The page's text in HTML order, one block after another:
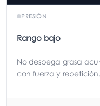
PRESIÓN
Rango bajo
No despega grasa
con fuerza y repetición.